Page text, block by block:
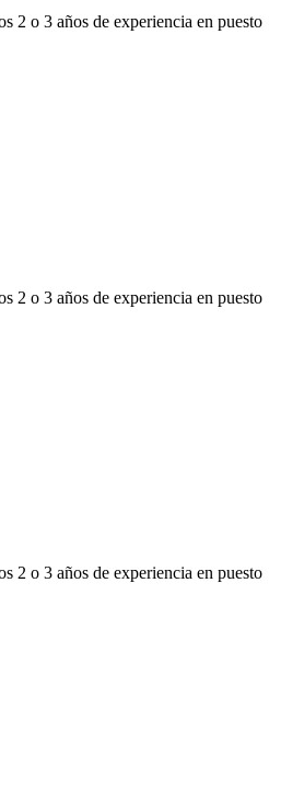
2 o 3 años de experiencia en puesto
2 o 3 años de experiencia en puesto
2 o 3 años de experiencia en puesto